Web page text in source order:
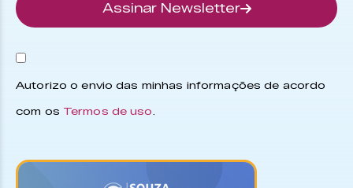
Assinar Newsletter
Autorizo o envio das minhas informações de acordo
com os Termos de uso.